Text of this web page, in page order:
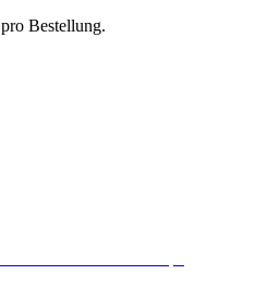
pro Bestellung.